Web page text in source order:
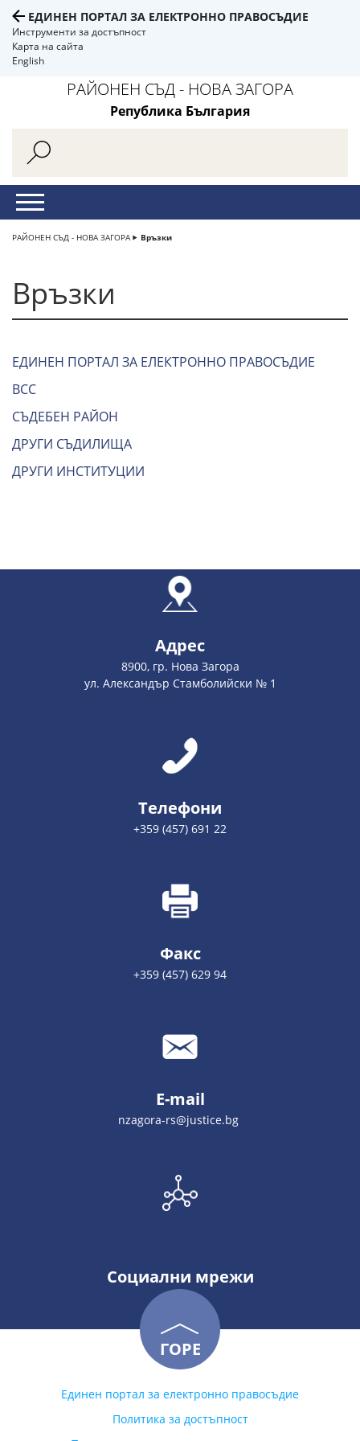
ЕДИНЕН ПОРТАЛ ЗА ЕЛЕКТРОННО ПРАВОСЪДИЕ
Инструменти за достъпност
Карта на сайта
English
РАЙОНЕН СЪД - НОВА ЗАГОРА
Република България
РАЙОНЕН СЪД - НОВА ЗАГОРА Връзки
Връзки
ЕДИНЕН ПОРТАЛ ЗА ЕЛЕКТРОННО ПРАВОСЪДИЕ
ВСС
СЪДЕБЕН РАЙОН
ДРУГИ СЪДИЛИЩА
ДРУГИ ИНСТИТУЦИИ
Адрес
8900, гр. Нова Загора
ул. Александър Стамболийски № 1
Телефони
+359 (457) 691 22
Факс
+359 (457) 629 94
E-mail
nzagora-rs@justice.bg
Социални мрежи
ГОРЕ
Единен портал за електронно правосъдие
Политика за достъпност